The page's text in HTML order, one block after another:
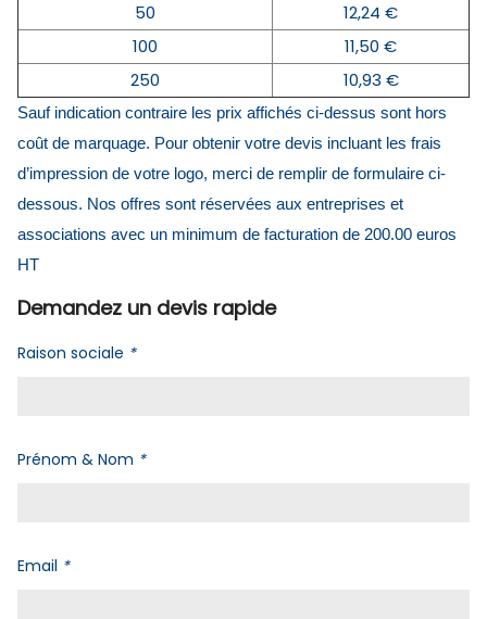
50
12,24 €
100
11,50 €
250
10,93 €
Sauf indication contraire les prix affichés ci-dessus sont hors
coût de marquage. Pour obtenir votre devis incluant les frais
d’impression de votre logo, merci de remplir de formulaire ci-
dessous. Nos offres sont réservées aux entreprises et
associations avec un minimum de facturation de 200.00 euros
HT
Demandez un devis rapide
Raison sociale *
Prénom & Nom *
Email *